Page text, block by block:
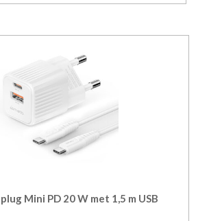
Mini PD 20 W met 1,5 m USB